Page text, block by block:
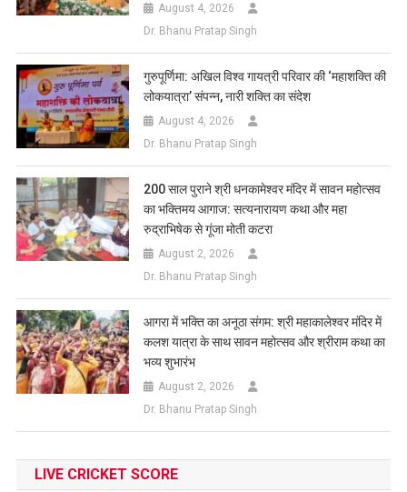
August 4, 2026
Dr. Bhanu Pratap Singh
गुरुपूर्णिमा: अखिल विश्व गायत्री परिवार की ‘महाशक्ति की
लोकयात्रा’ संपन्न, नारी शक्ति का संदेश
August 4, 2026
Dr. Bhanu Pratap Singh
200 साल पुराने श्री धनकामेश्वर मंदिर में सावन महोत्सव
का भक्तिमय आगाज: सत्यनारायण कथा और महा
रुद्राभिषेक से गूंजा मोती कटरा
August 2, 2026
Dr. Bhanu Pratap Singh
आगरा में भक्ति का अनूठा संगम: श्री महाकालेश्वर मंदिर में
कलश यात्रा के साथ सावन महोत्सव और श्रीराम कथा का
भव्य शुभारंभ
August 2, 2026
Dr. Bhanu Pratap Singh
LIVE CRICKET SCORE